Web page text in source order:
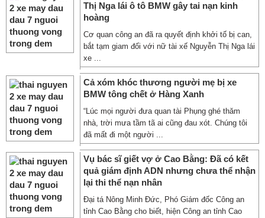
Thị Nga lái ô tô BMW gây tai nạn kinh
hoàng
Cơ quan công an đã ra quyết định khởi tố bị can,
bắt tạm giam đối với nữ tài xế Nguyễn Thị Nga lái
xe ...
Cả xóm khóc thương người mẹ bị xe
BMW tông chết ở Hàng Xanh
“Lúc mọi người đưa quan tài Phụng ghé thăm
nhà, trời mưa tầm tã ai cũng đau xót. Chúng tôi
đã mất đi một người ...
Vụ bác sĩ giết vợ ở Cao Bằng: Đã có kết
quả giám định ADN nhưng chưa thể nhận
lại thi thể nạn nhân
Đại tá Nông Minh Đức, Phó Giám đốc Công an
tỉnh Cao Bằng cho biết, hiện Công an tỉnh Cao